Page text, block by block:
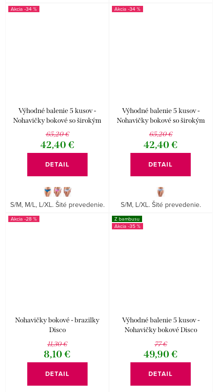
-34 %
Výhodné balenie 5 kusov -
Nohavičky bokové so širokým
bokom Disco 17 16170P
65,20 €
42,40 €
DETAIL
S/M, M/L, L/XL. Šité prevedenie.
-34 %
Výhodné balenie 5 kusov -
Nohavičky bokové so širokým
bokom Disco 17 16169P
65,20 €
42,40 €
DETAIL
S/M, L/XL. Šité prevedenie.
-28 %
Nohavičky bokové - brazilky
Disco
11,30 €
8,10 €
DETAIL
Z bambusu
-35 %
Výhodné balenie 5 kusov -
Nohavičky bokové Disco
Bamboo I
77 €
49,90 €
DETAIL